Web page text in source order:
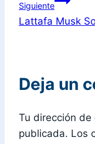
Siguiente
Lattafa Musk
Deja un
Tu dirección de
publicada. Los